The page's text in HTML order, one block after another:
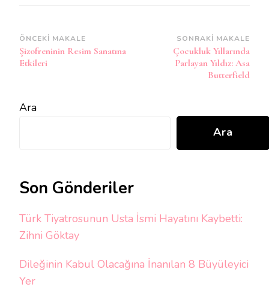
Yazı
dolaşımı
ÖNCEKI MAKALE
Şizofreninin Resim Sanatına
Etkileri
SONRAKI MAKALE
Çocukluk Yıllarında
Parlayan Yıldız: Asa
Butterfield
Ara
Ara
Son Gönderiler
Türk Tiyatrosunun Usta İsmi Hayatını Kaybetti:
Zihni Göktay
Dileğinin Kabul Olacağına İnanılan 8 Büyüleyici
Yer